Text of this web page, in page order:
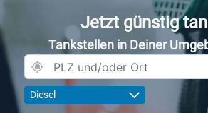
Jetzt günstig
Tankstellen in Deiner
Diesel